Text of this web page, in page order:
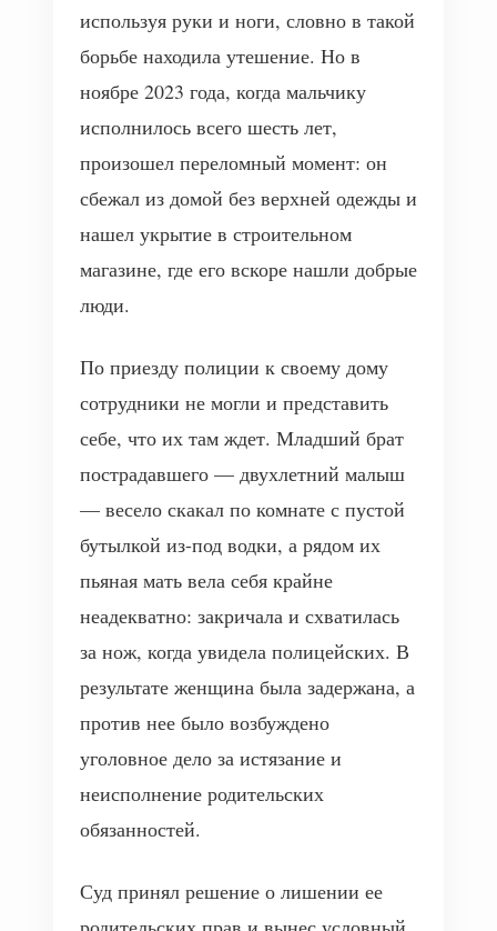
используя руки и ноги, словно в такой
борьбе находила утешение. Но в
ноябре 2023 года, когда мальчику
исполнилось всего шесть лет,
произошел переломный момент: он
сбежал из домой без верхней одежды и
нашел укрытие в строительном
магазине, где его вскоре нашли добрые
люди.
По приезду полиции к своему дому
сотрудники не могли и представить
себе, что их там ждет. Младший брат
пострадавшего — двухлетний малыш
— весело скакал по комнате с пустой
бутылкой из-под водки, а рядом их
пьяная мать вела себя крайне
неадекватно: закричала и схватилась
за нож, когда увидела полицейских. В
результате женщина была задержана, а
против нее было возбуждено
уголовное дело за истязание и
неисполнение родительских
обязанностей.
Суд принял решение о лишении ее